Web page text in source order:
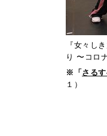
＜